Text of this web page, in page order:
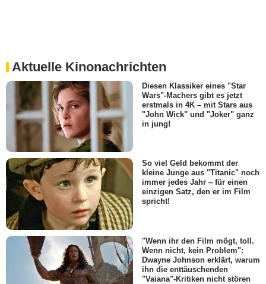
Aktuelle Kinonachrichten
Diesen Klassiker eines "Star
Wars"-Machers gibt es jetzt
erstmals in 4K – mit Stars aus
"John Wick" und "Joker" ganz
in jung!
So viel Geld bekommt der
kleine Junge aus "Titanic" noch
immer jedes Jahr ‒ für einen
einzigen Satz, den er im Film
spricht!
"Wenn ihr den Film mögt, toll.
Wenn nicht, kein Problem":
Dwayne Johnson erklärt, warum
ihn die enttäuschenden
"Vaiana"-Kritiken nicht stören